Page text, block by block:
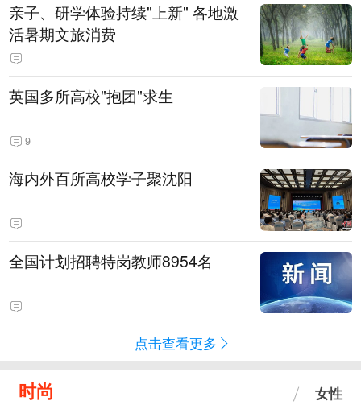
亲子、研学体验持续"上新" 各地激
活暑期文旅消费
英国多所高校"抱团"求生
9
海内外百所高校学子聚沈阳
全国计划招聘特岗教师8954名
点击查看更多
时尚 女性